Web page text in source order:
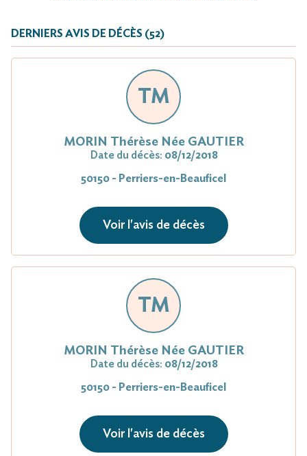
DERNIERS AVIS DE DÉCÈS (52)
TM
MORIN Thérèse Née GAUTIER
Date du décès: 08/12/2018
50150 - Perriers-en-Beauficel
Voir l'avis de décès
TM
MORIN Thérèse Née GAUTIER
Date du décès: 08/12/2018
50150 - Perriers-en-Beauficel
Voir l'avis de décès